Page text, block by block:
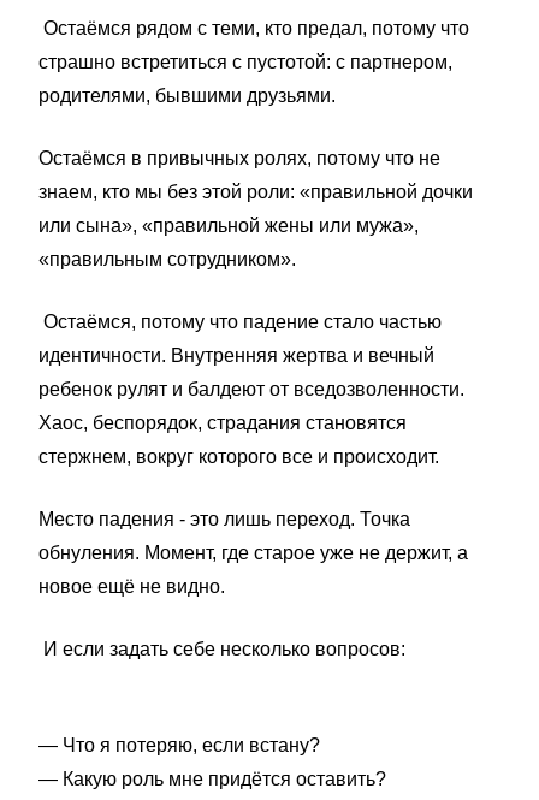
Остаёмся рядом с теми, кто предал, потому что
страшно встретиться с пустотой: с партнером,
родителями, бывшими друзьями.
Остаёмся в привычных ролях, потому что не
знаем, кто мы без этой роли: «правильной дочки
или сына», «правильной жены или мужа»,
«правильным сотрудником».
Остаёмся, потому что падение стало частью
идентичности. Внутренняя жертва и вечный
ребенок рулят и балдеют от вседозволенности.
Хаос, беспорядок, страдания становятся
стержнем, вокруг которого все и происходит.
Место падения - это лишь переход. Точка
обнуления. Момент, где старое уже не держит, а
новое ещё не видно.
И если задать себе несколько вопросов:
— Что я потеряю, если встану?
— Какую роль мне придётся оставить?